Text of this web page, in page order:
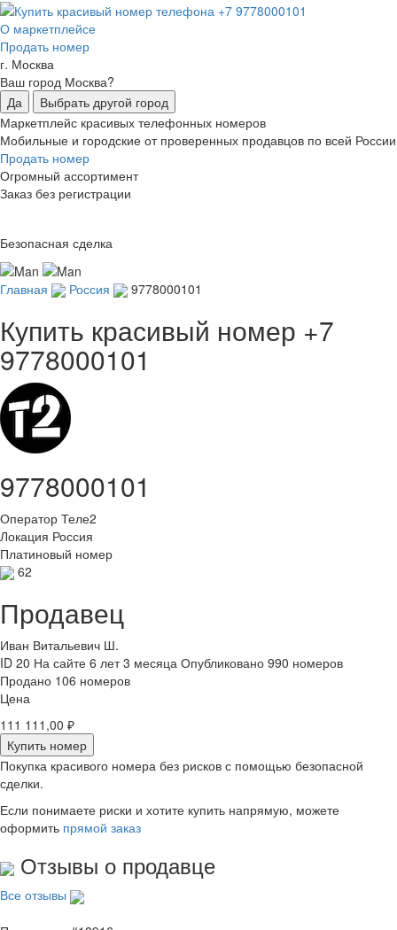
О маркетплейсе
Продать номер
г. Москва
Ваш город Москва?
Да
Выбрать другой город
Маркетплейс красивых телефонных номеров
Мобильные и городские от проверенных продавцов по всей России
Продать номер
Огромный ассортимент
Заказ без регистрации
Безопасная сделка
Главная Россия 9778000101
Купить красивый номер +7
9778000101
9778000101
Оператор Теле2
Локация Россия
Платиновый номер
62
Продавец
Иван Витальевич Ш.
ID 20 На сайте 6 лет 3 месяца Опубликовано 990 номеров
Продано 106 номеров
Цена
111 111,00 ₽
Купить номер
Покупка красивого номера без рисков с помощью безопасной
сделки.
Если понимаете риски и хотите купить напрямую, можете
оформить прямой заказ
Отзывы о продавце
Все отзывы